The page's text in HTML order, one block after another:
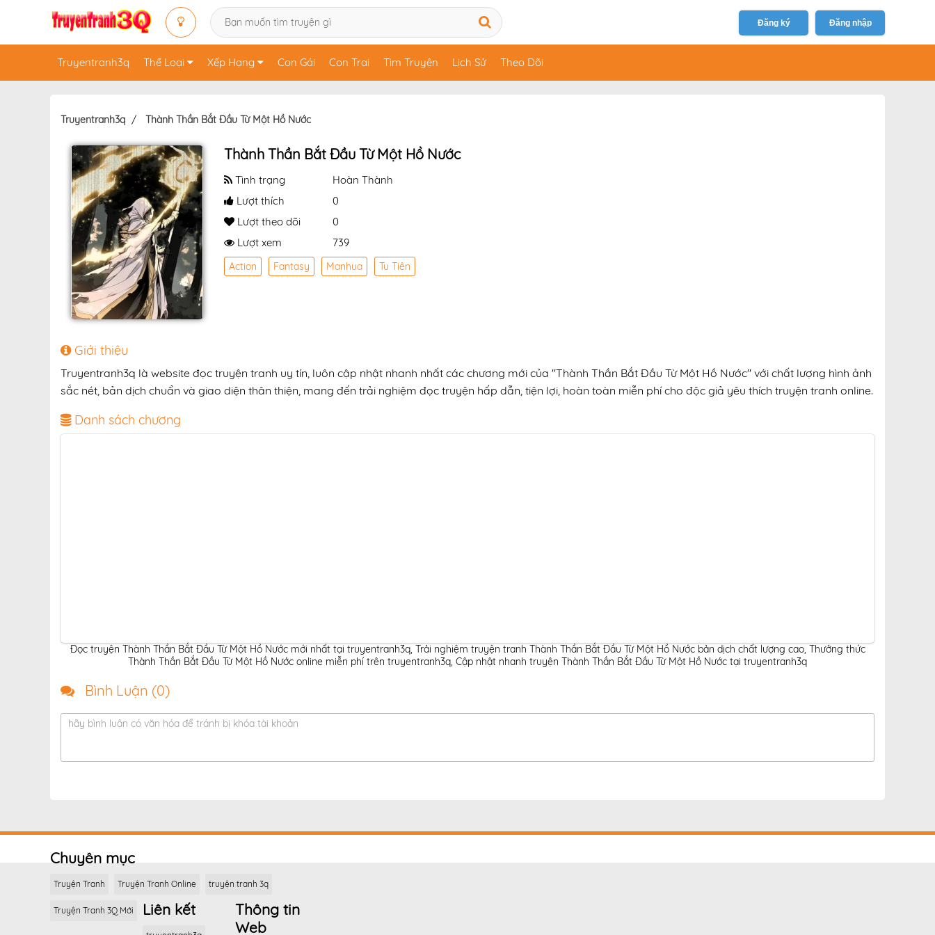
Đăng ký Đăng nhập
Truyentranh3q Thể Loại Xếp Hạng Con Gái Con Trai Tìm Truyện Lịch Sử Theo Dõi
Truyentranh3q Thành Thần Bắt Đầu Từ Một Hồ Nước
Thành Thần Bắt Đầu Từ Một Hồ Nước
Tình trạng
Hoàn Thành
Lượt thích
0
Lượt theo dõi
0
Lượt xem
739
Action Fantasy Manhua Tu Tiên
Giới thiệu
Truyentranh3q là website đọc truyện tranh uy tín, luôn cập nhật nhanh nhất các chương mới của "Thành Thần Bắt Đầu Từ Một Hồ Nước" với chất lượng hình ảnh
sắc nét, bản dịch chuẩn và giao diện thân thiện, mang đến trải nghiệm đọc truyện hấp dẫn, tiện lợi, hoàn toàn miễn phí cho độc giả yêu thích truyện tranh online.
Danh sách chương
Đọc truyện Thành Thần Bắt Đầu Từ Một Hồ Nước mới nhất tại truyentranh3q, Trải nghiệm truyện tranh Thành Thần Bắt Đầu Từ Một Hồ Nước bản dịch chất lượng cao, Thưởng thức
Thành Thần Bắt Đầu Từ Một Hồ Nước online miễn phí trên truyentranh3q, Cập nhật nhanh truyện Thành Thần Bắt Đầu Từ Một Hồ Nước tại truyentranh3q
Bình Luận (0)
hãy bình luận có văn hóa để tránh bị khóa tài khoản
Chuyên mục
Truyện Tranh Truyện Tranh Online truyện tranh 3q
Truyện Tranh 3Q Mới Liên kết
Thông tin
Web